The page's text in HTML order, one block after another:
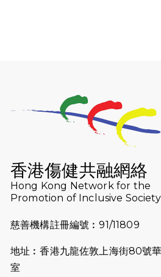
2026-07-23
猛龍長跑隊恆
（19:00開始）
猛龍長跑隊恆
2026-07-10
【猛龍戈壁118
融網絡15周年晚
2026-07-09
猛龍長跑隊恆
2026-07-02
香港傷健共融網絡
Hong Kong Network for the
Promotion of Inclusive Society
慈善機構註冊編號︰91/11809
地址︰香港九龍佐敦上海街80號
室